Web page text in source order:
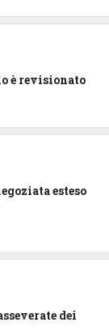
è revisionato
esteso
dei